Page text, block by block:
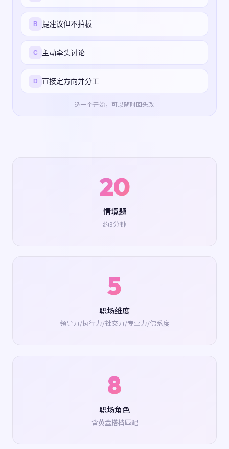
B 提建议但不拍板
C 主动牵头讨论
D 直接定方向并分工
选一个开始，可以随时回头改
20
情境题
约3分钟
5
职场维度
领导力/执行力/社交力/专业力/佛系度
8
职场角色
含黄金搭档匹配